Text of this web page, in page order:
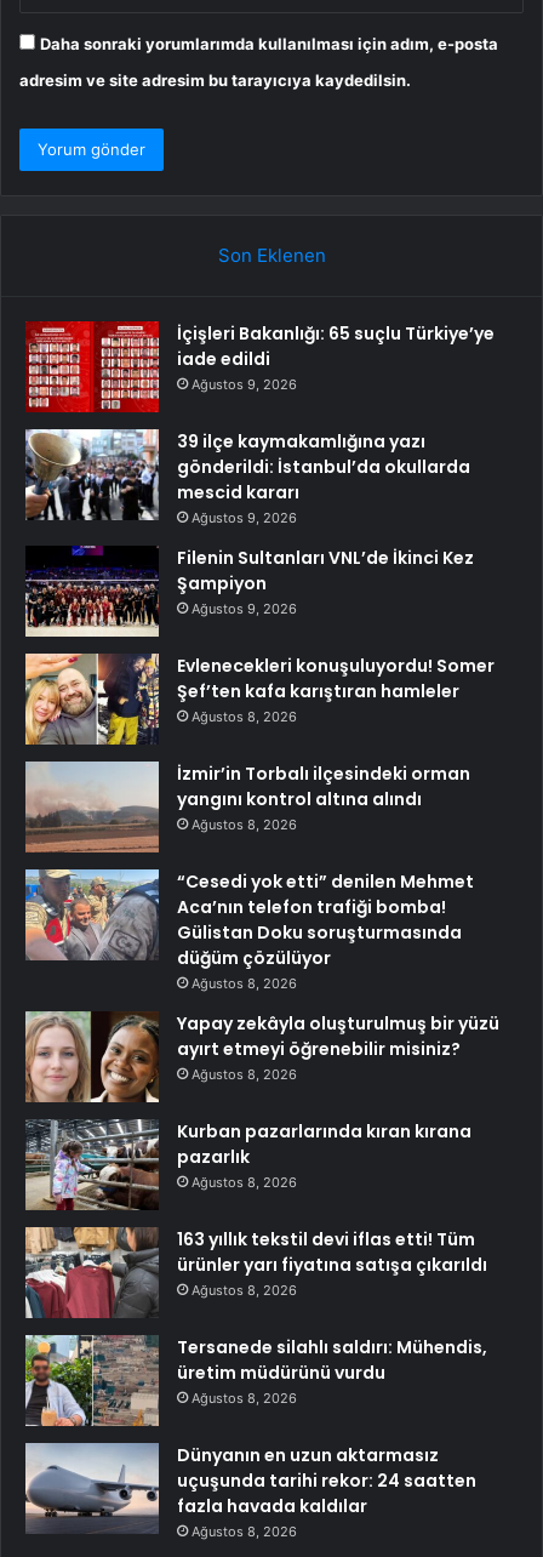
Daha sonraki yorumlarımda kullanılması için adım, e-posta
adresim ve site adresim bu tarayıcıya kaydedilsin.
Son Eklenen
İçişleri Bakanlığı: 65 suçlu Türkiye’ye
iade edildi
Ağustos 9, 2026
39 ilçe kaymakamlığına yazı
gönderildi: İstanbul’da okullarda
mescid kararı
Ağustos 9, 2026
Filenin Sultanları VNL’de İkinci Kez
Şampiyon
Ağustos 9, 2026
Evlenecekleri konuşuluyordu! Somer
Şef’ten kafa karıştıran hamleler
Ağustos 8, 2026
İzmir’in Torbalı ilçesindeki orman
yangını kontrol altına alındı
Ağustos 8, 2026
“Cesedi yok etti” denilen Mehmet
Aca’nın telefon trafiği bomba!
Gülistan Doku soruşturmasında
düğüm çözülüyor
Ağustos 8, 2026
Yapay zekâyla oluşturulmuş bir yüzü
ayırt etmeyi öğrenebilir misiniz?
Ağustos 8, 2026
Kurban pazarlarında kıran kırana
pazarlık
Ağustos 8, 2026
163 yıllık tekstil devi iflas etti! Tüm
ürünler yarı fiyatına satışa çıkarıldı
Ağustos 8, 2026
Tersanede silahlı saldırı: Mühendis,
üretim müdürünü vurdu
Ağustos 8, 2026
Dünyanın en uzun aktarmasız
uçuşunda tarihi rekor: 24 saatten
fazla havada kaldılar
Ağustos 8, 2026